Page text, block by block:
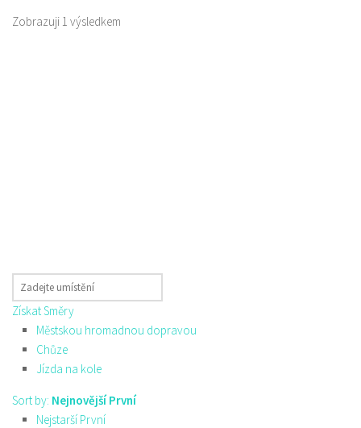
Zobrazuji 1 výsledkem
Získat Směry
Městskou hromadnou dopravou
Chůze
Jízda na kole
Sort by: Nejnovější První
Nejstarší První